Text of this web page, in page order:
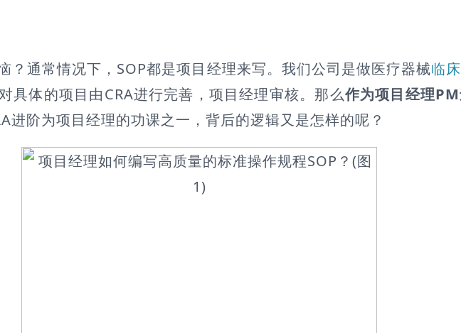
通常情况下，SOP都是项目经理来写。我们公司是做医疗器械临
具体的项目由CRA进行完善，项目经理审核。那么作为项目经理
进阶为项目经理的功课之一，背后的逻辑又是怎样的呢？